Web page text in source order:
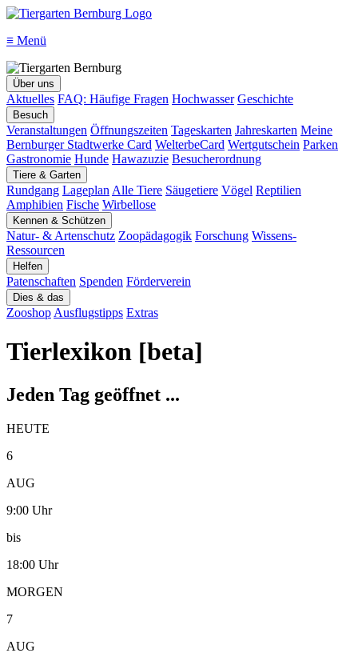
≡ Menü
Über uns
Aktuelles FAQ: Häufige Fragen Hochwasser Geschichte
Besuch
Veranstaltungen Öffnungszeiten Tageskarten Jahreskarten Meine
Bernburger Stadtwerke Card WelterbeCard Wertgutschein Parken
Gastronomie Hunde Hawazuzie Besucherordnung
Tiere & Garten
Rundgang Lageplan Alle Tiere Säugetiere Vögel Reptilien
Amphibien Fische Wirbellose
Kennen & Schützen
Natur- & Artenschutz Zoopädagogik Forschung Wissens-
Ressourcen
Helfen
Patenschaften Spenden Förderverein
Dies & das
Zooshop Ausflugstipps Extras
Tierlexikon [beta]
Jeden Tag geöffnet ...
HEUTE
6
AUG
9:00 Uhr
bis
18:00 Uhr
MORGEN
7
AUG